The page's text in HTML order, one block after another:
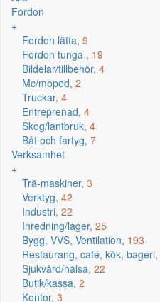
Fordon
+
Fordon lätta, 9
Fordon tunga , 19
Bildelar/tillbehör, 4
Mc/moped, 2
Truckar, 4
Entreprenad, 4
Skog/lantbruk, 4
Båt och fartyg, 7
Verksamhet
+
Trä-maskiner, 3
Verktyg, 42
Industri, 22
Inredning/lager, 25
Bygg, VVS, Ventilation, 193
Restaurang, café, kök, bageri,
Sjukvård/hälsa, 22
Butik/kassa, 2
Kontor, 3